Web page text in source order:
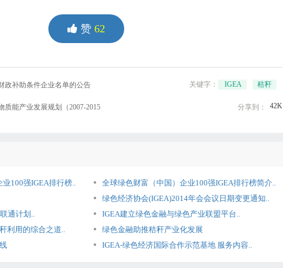
赞 62
政补助条件企业名单的公告
质能产业发展规划（2007-2015
关键字： IGEA 秸秆
分享到： 42K
100强IGEA排行榜..
全球绿色财富（中国）企业100强IGEA排行榜简介..
绿色经济协会(IGEA)2014年会会议日期变更通知..
通计划..
IGEA建立绿色金融与绿色产业联盟平台..
利用的综合之道..
绿色金融助推秸秆产业化发展
IGEA-绿色经济国际合作示范基地 服务内容..